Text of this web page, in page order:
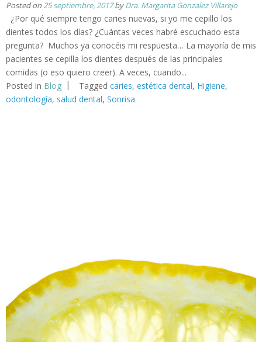
Posted on25 septiembre, 2017byDra. Margarita Gonzalez Villarejo
¿Por qué siempre tengo caries nuevas, si yo me cepillo los
dientes todos los días? ¿Cuántas veces habré escuchado esta
pregunta? Muchos ya conocéis mi respuesta… La mayoría de mis
pacientes se cepilla los dientes después de las principales
comidas (o eso quiero creer). A veces, cuando...
Posted in Blog Tagged caries, estética dental, Higiene,
odontología, salud dental, Sonrisa